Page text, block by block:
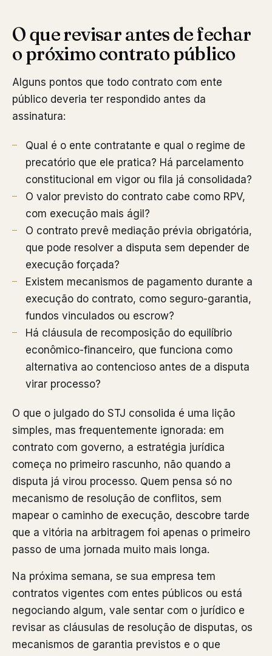
O que revisar antes de fechar
o próximo contrato público
Alguns pontos que todo contrato com ente
público deveria ter respondido antes da
assinatura:
Qual é o ente contratante e qual o regime de
precatório que ele pratica? Há parcelamento
constitucional em vigor ou fila já consolidada?
O valor previsto do contrato cabe como RPV,
com execução mais ágil?
O contrato prevê mediação prévia obrigatória,
que pode resolver a disputa sem depender de
execução forçada?
Existem mecanismos de pagamento durante a
execução do contrato, como seguro-garantia,
fundos vinculados ou escrow?
Há cláusula de recomposição do equilíbrio
econômico-financeiro, que funciona como
alternativa ao contencioso antes de a disputa
virar processo?
O que o julgado do STJ consolida é uma lição
simples, mas frequentemente ignorada: em
contrato com governo, a estratégia jurídica
começa no primeiro rascunho, não quando a
disputa já virou processo. Quem pensa só no
mecanismo de resolução de conflitos, sem
mapear o caminho de execução, descobre tarde
que a vitória na arbitragem foi apenas o primeiro
passo de uma jornada muito mais longa.
Na próxima semana, se sua empresa tem
contratos vigentes com entes públicos ou está
negociando algum, vale sentar com o jurídico e
revisar as cláusulas de resolução de disputas, os
mecanismos de garantia previstos e o que